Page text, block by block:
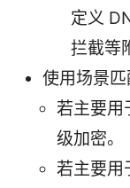
定义
拦截等
使用场景
若主要用
级加密。
若主要用